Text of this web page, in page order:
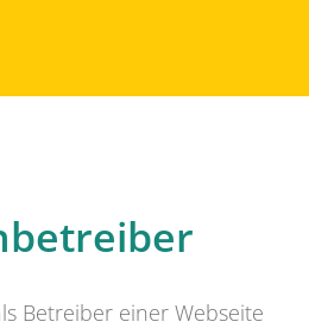
Betreiber einer Webseite